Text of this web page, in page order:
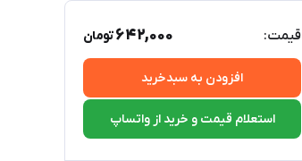
قیمت: 642,000تومان
افزودن به سبدخرید
استعلام قیمت و خرید از واتساپ